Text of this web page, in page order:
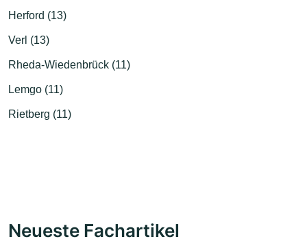
Herford (13)
Verl (13)
Rheda-Wiedenbrück (11)
Lemgo (11)
Rietberg (11)
Neueste Fachartikel